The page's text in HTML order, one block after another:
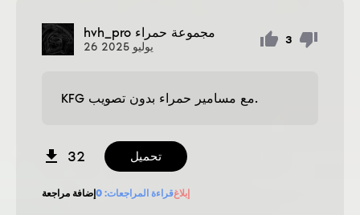
hvh_pro مجموعة حمراء
26 يوليو
3
KFG مع مسامير حمراء بدون تصويب.
32 تحميل
إضافة مراجعة قراءة المراجعات: 0 إبلاغ